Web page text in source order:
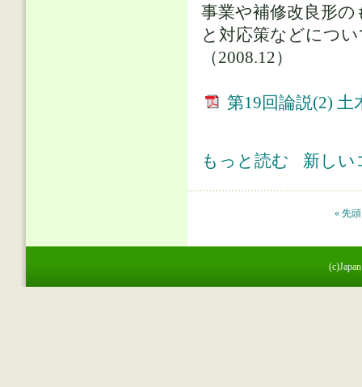
事業や補修改良形
と対応策などにつ
（2008.12）
第19回論説(2)
第19回論説(2) 土木事業の行くえ に
もっと読む 新しい
« 先頭